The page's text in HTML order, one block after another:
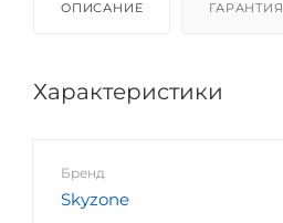
ОПИСАНИЕ ГАРАНТИЯ
Характеристики
Бренд
Skyzone